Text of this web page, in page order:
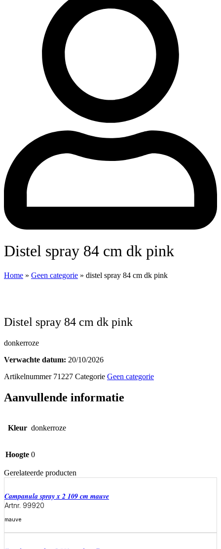
distel spray 84 cm dk pink
Home » Geen categorie » distel spray 84 cm dk pink
distel spray 84 cm dk pink
donkerroze
Verwachte datum: 20/10/2026
Artikelnummer 71227 Categorie Geen categorie
Aanvullende informatie
Kleur donkerroze
Hoogte 0
Gerelateerde producten
campanula spray x 2 109 cm mauve
Artnr. 99920
mauve